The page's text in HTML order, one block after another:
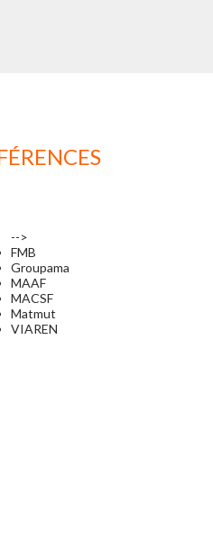
-->
FMB
Groupama
MAAF
MACSF
Matmut
VIAREN